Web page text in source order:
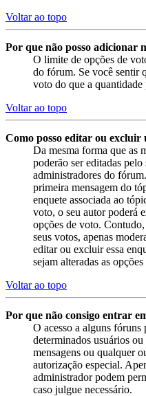
Voltar ao topo
Por que não posso adicionar
O limite de opções de
do fórum. Se você sentir
voto do que a
Voltar ao topo
Como posso editar ou excluir
Da mesma forma que as
poderão ser editadas
administradores do
primeira mensagem do
enquete associada ao
voto, o seu autor poderá
opções de voto.
seus votos, apenas
editar ou excluir essa
sejam alteradas as
Voltar ao topo
Por que não consigo entrar
O acesso a alguns fóruns
determinados usuários
mensagens ou qualquer
autorização especial.
administrador podem
caso julgue necessário.